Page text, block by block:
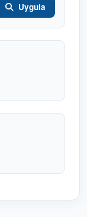
0
0
0
Uygula